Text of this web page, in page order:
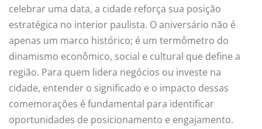
celebrar uma data, a cidade reforça sua posição
estratégica no interior paulista. O aniversário não é
apenas um marco histórico; é um termômetro do
dinamismo econômico, social e cultural que define a
região. Para quem lidera negócios ou investe na
cidade, entender o significado e o impacto dessas
comemorações é fundamental para identificar
oportunidades de posicionamento e engajamento.